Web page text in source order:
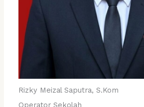
Rizky Meizal Saputra, S.Kom
Operator Sekolah